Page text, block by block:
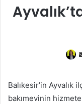
Balıkesir’in Ayvalık
bakımevinin hizmete